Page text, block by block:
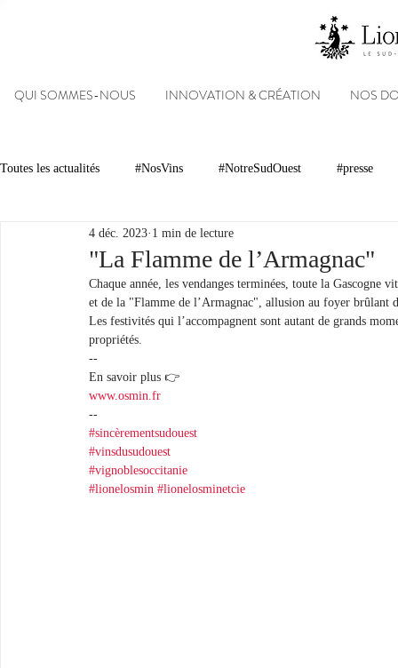
QUI SOMMES-NOUS INNOVATION & CRÉATION NOS
Toutes les actualités #NosVins #NotreSudOuest #presse
Chambre d’Amour Vins Armagnacs
Dégustations Evénements Réseaux sociaux
#NosDomaines
"La Flamme de l’Armagnac"
4 déc. 2023 1 min de lecture
Chaque année, les vendanges terminées, toute la
et de la "Flamme de l’Armagnac", allusion au foyer brûlant
Les festivités qui l’accompagnent sont autant de grands
propriétés.
--
En savoir plus 👉
www.osmin.fr
--
#sincèrementsudouest
#vinsdusudouest
#vignoblesoccitanie
#lionelosmin #lionelosminetcie